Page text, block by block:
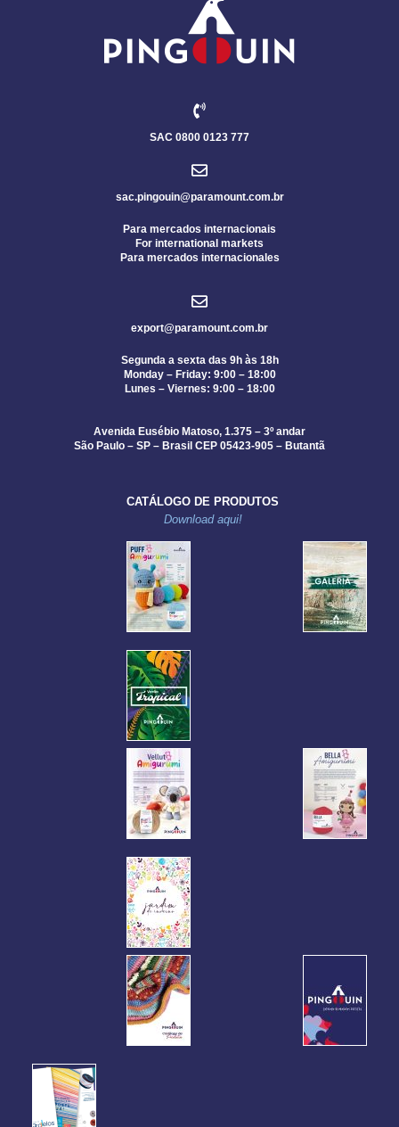
SAC 0800 0123 777
sac.pingouin@paramount.com.br
Para mercados internacionais
For international markets
Para mercados internacionales
export@paramount.com.br
Segunda a sexta das 9h às 18h
Monday – Friday: 9:00 – 18:00
Lunes – Viernes: 9:00 – 18:00
Avenida Eusébio Matoso, 1.375 – 3º andar
São Paulo – SP – Brasil CEP 05423-905 – Butantã
CATÁLOGO DE PRODUTOS
Download aqui!